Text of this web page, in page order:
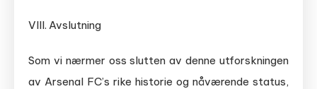
VIII. Avslutning
Som vi nærmer oss slutten av denne utforskningen
av Arsenal FC’s rike historie og nåværende status,